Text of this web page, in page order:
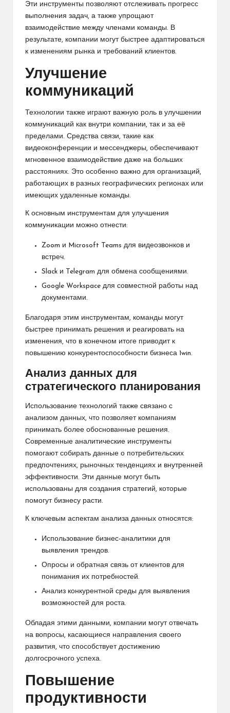
Эти инструменты позволяют отслеживать прогресс
выполнения задач, а также упрощают
взаимодействие между членами команды. В
результате, компании могут быстрее адаптироваться
к изменениям рынка и требований клиентов.
Улучшение
коммуникаций
Технологии также играют важную роль в улучшении
коммуникаций как внутри компании, так и за её
пределами. Средства связи, такие как
видеоконференции и мессенджеры, обеспечивают
мгновенное взаимодействие даже на больших
расстояниях. Это особенно важно для организаций,
работающих в разных географических регионах или
имеющих удаленные команды.
К основным инструментам для улучшения
коммуникации можно отнести:
Zoom и Microsoft Teams для видеозвонков и
встреч.
Slack и Telegram для обмена сообщениями.
Google Workspace для совместной работы над
документами.
Благодаря этим инструментам, команды могут
быстрее принимать решения и реагировать на
изменения, что в конечном итоге приводит к
повышению конкурентоспособности бизнеса 1win.
Анализ данных для
стратегического планирования
Использование технологий также связано с
анализом данных, что позволяет компаниям
принимать более обоснованные решения.
Современные аналитические инструменты
помогают собирать данные о потребительских
предпочтениях, рыночных тенденциях и внутренней
эффективности. Эти данные могут быть
использованы для создания стратегий, которые
помогут бизнесу расти.
К ключевым аспектам анализа данных относятся:
Использование бизнес-аналитики для
выявления трендов.
Опросы и обратная связь от клиентов для
понимания их потребностей.
Анализ конкурентной среды для выявления
возможностей для роста.
Обладая этими данными, компании могут отвечать
на вопросы, касающиеся направления своего
развития, что способствует достижению
долгосрочного успеха.
Повышение
продуктивности